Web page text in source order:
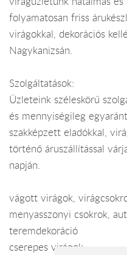
folyamatosan friss
virágokkal, dekorációs
Nagykanizsán.
Szolgáltatások:
Üzleteink széleskörű
és mennyiségileg
szakképzett eladókkal,
történő áruszállítással
napján.
vágott virágok,
menyasszonyi csokrok,
teremdekoráció
cserepes virágok